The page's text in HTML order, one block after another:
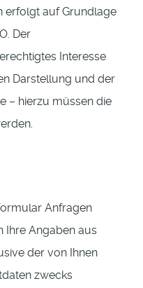
erfolgt auf Grundlage
Der
Interesse
Darstellung und der
– hierzu müssen die
Anfragen
Ihre Angaben aus
der von Ihnen
zwecks